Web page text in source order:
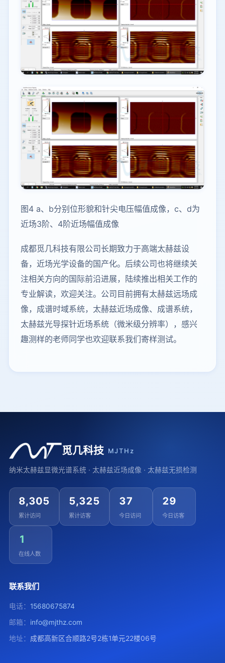
图4 a、b分别位形貌和针尖电压幅值成像，c、d为
近场3阶、4阶近场幅值成像
成都觅几科技有限公司长期致力于高端太赫兹设
备，近场光学设备的国产化。后续公司也将继续关
注相关方向的国际前沿进展，陆续推出相关工作的
专业解读，欢迎关注。公司目前拥有太赫兹远场成
像，成谱时域系统，太赫兹近场成像、成谱系统，
太赫兹光导探针近场系统（微米级分辨率），感兴
趣测样的老师同学也欢迎联系我们寄样测试。
觅几科技 MJTHz
纳米太赫兹显微光谱系统 · 太赫兹近场成像 · 太赫兹无损检测
8,305
累计访问
5,325
累计访客
37
今日访问
29
今日访客
1
在线人数
联系我们
电话： 15680675874
邮箱： info@mjthz.com
地址： 成都高新区合顺路2号2栋1单元22楼06号